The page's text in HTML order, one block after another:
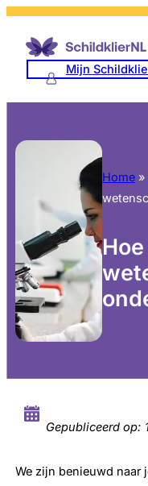
Mijn
Home »
Gepubliceerd op:
We zijn benieuwd naar